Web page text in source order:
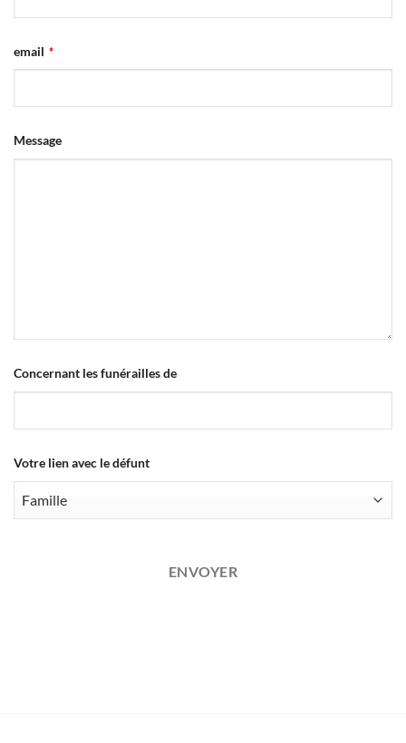
email *
Phone
Number *
Message
Concernant les funérailles de
Votre lien avec le défunt
ENVOYER